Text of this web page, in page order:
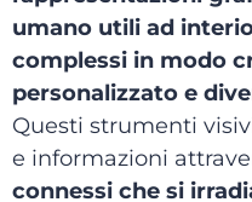
umano utili ad
complessi in modo
personalizzato e
Questi strumenti
e informazioni
connessi che si